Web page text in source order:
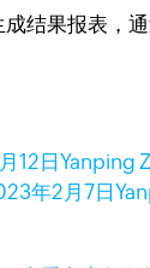
结果报表，
12日Yanping
年2月7日